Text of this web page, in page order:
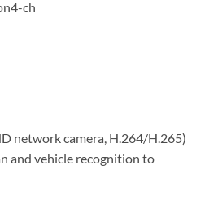
ch
network camera, H.264/H.265)
and vehicle recognition to